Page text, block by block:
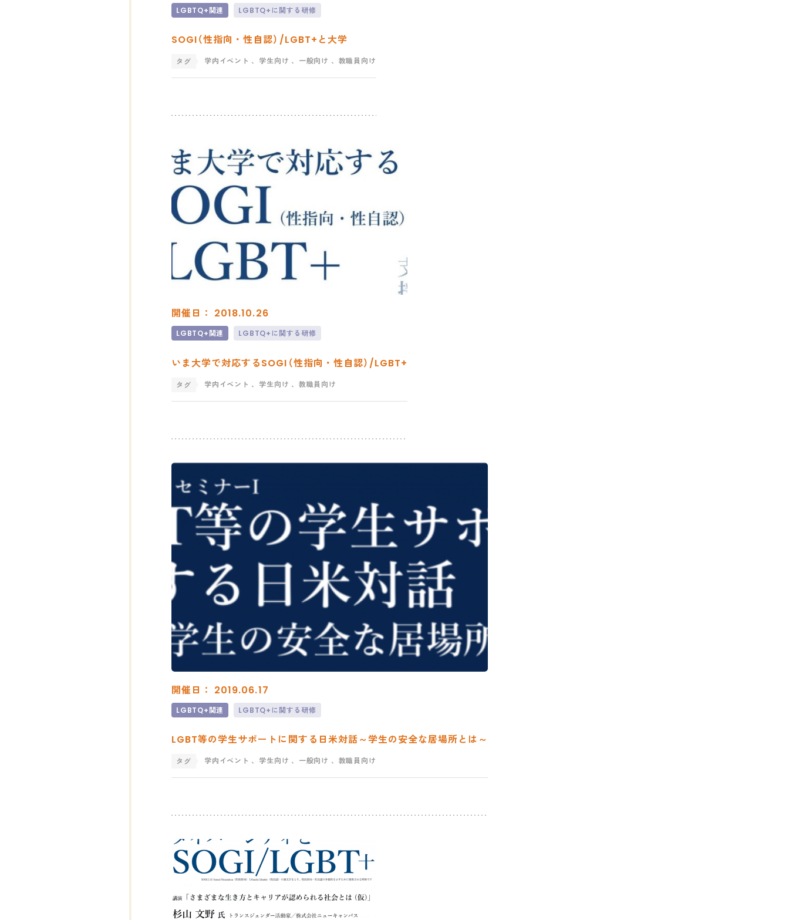
LGBTQ+関連 LGBTQ+に関する研修
SOGI（性指向・性自認）/LGBT+と大学
学内イベント 、学生向け 、一般向け 、教職員向け
開催日： 2018.10.26
LGBTQ+関連 LGBTQ+に関する研修
いま大学で対応するSOGI（性指向・性自認）/LGBT+
学内イベント 、学生向け 、教職員向け
開催日： 2019.06.17
LGBTQ+関連 LGBTQ+に関する研修
LGBT等の学生サポートに関する日米対話～学生の安全な居場所とは～
学内イベント 、学生向け 、一般向け 、教職員向け